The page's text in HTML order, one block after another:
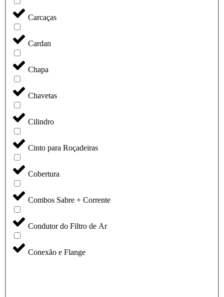
Carcaças
Cardan
Chapa
Chavetas
Cilindro
Cinto para Roçadeiras
Cobertura
Combos Sabre + Corrente
Condutor do Filtro de Ar
Conexão e Flange